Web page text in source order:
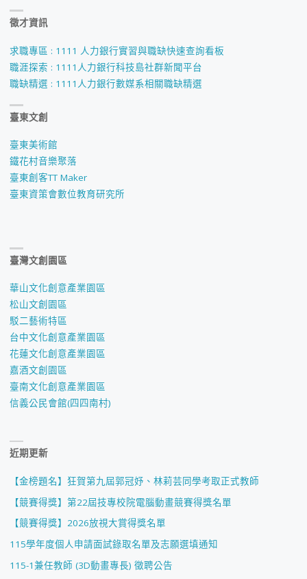
徵才資訊
求職專區 : 1111 人力銀行實習與職缺快速查詢看板
職涯探索 : 1111人力銀行科技島社群新聞平台
職缺精選 : 1111人力銀行數媒系相關職缺精選
臺東文創
臺東美術館
鐵花村音樂聚落
臺東創客TT Maker
臺東資策會數位教育研究所
臺灣文創園區
華山文化創意產業園區
松山文創園區
駁二藝術特區
台中文化創意產業園區
花蓮文化創意產業園區
嘉酒文創園區
臺南文化創意產業園區
信義公民會館(四四南村)
近期更新
【金榜題名】狂賀第九屆郭冠妤、林莉芸同學考取正式教師
【競賽得獎】第22屆技專校院電腦動畫競賽得獎名單
【競賽得獎】2026放視大賞得獎名單
115學年度個人申請面試錄取名單及志願選填通知
115-1兼任教師 (3D動畫專長) 徵聘公告